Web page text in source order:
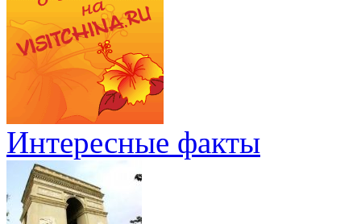
Интересные факты